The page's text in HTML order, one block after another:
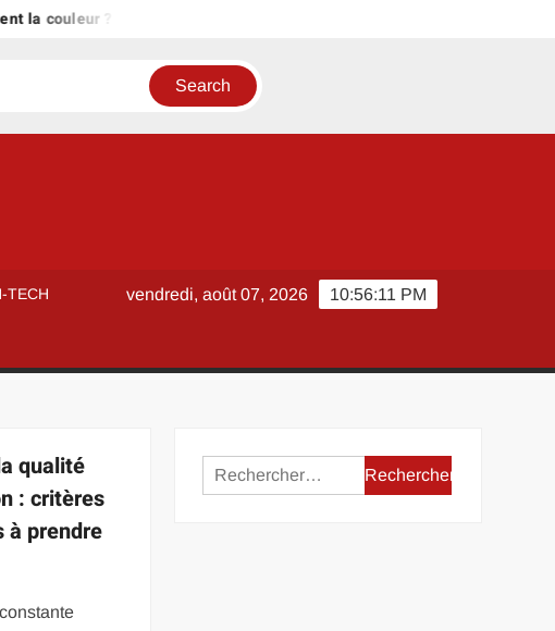
? Bois de chauffage Tarn : des bûches locales à prix compétitifs
TECH 10:56:11 PM
vendredi, août 07, 2026
qualité
: critères
à prendre
Rechercher :